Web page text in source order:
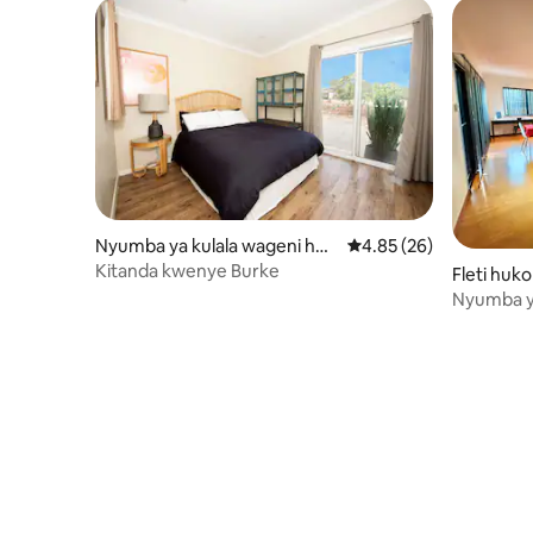
Nyumba ya kulala wageni huk
o Dampier
Ukadiriaji wa wastani
4.85 (26)
Kitanda kwenye Burke
Fleti
Nyumba